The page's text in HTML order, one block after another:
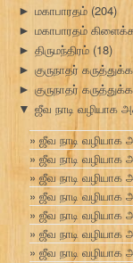
► மகாபாரதம் (204)
► மகாபாரதம்
► திருமந்திரம் (18)
► குருநாதர்
► குருநாதர்
▼ ஜீவ நாடி வழியாக
ஜீவ நாடி வழியாக
ஜீவ நாடி வழியாக
ஜீவ நாடி வழியாக
ஜீவ நாடி வழியாக
ஜீவ நாடி வழியாக
ஜீவ நாடி வழியாக
ஜீவ நாடி வழியாக